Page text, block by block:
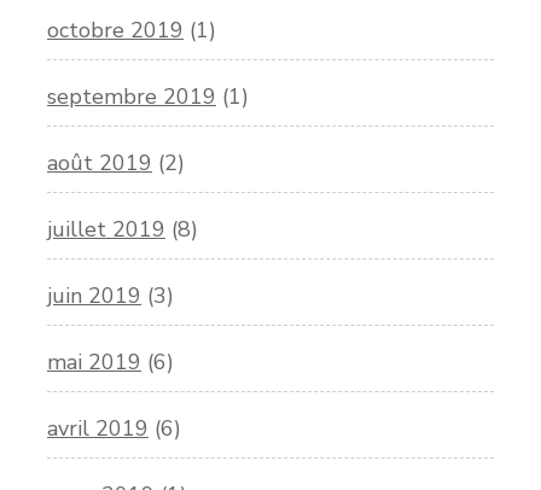
octobre 2019 (1)
septembre 2019 (1)
août 2019 (2)
juillet 2019 (8)
juin 2019 (3)
mai 2019 (6)
avril 2019 (6)